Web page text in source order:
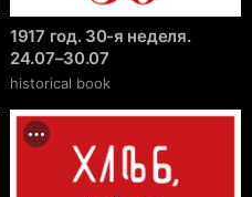
1917 год. 30-я неделя.
24.07–30.07
historical book